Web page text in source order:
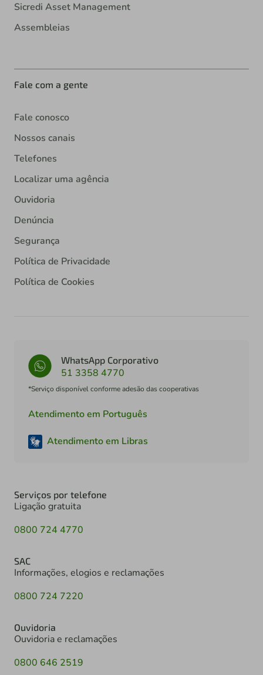
Sicredi Asset Management
Assembleias
Fale com a gente
Fale conosco
Nossos canais
Telefones
Localizar uma agência
Ouvidoria
Denúncia
Segurança
Política de Privacidade
Política de Cookies
WhatsApp Corporativo
51 3358 4770
*Serviço disponível conforme adesão das cooperativas
Atendimento em Português
Atendimento em Libras
Serviços por telefone
Ligação gratuita
0800 724 4770
SAC
Informações, elogios e reclamações
0800 724 7220
Ouvidoria
Ouvidoria e reclamações
0800 646 2519